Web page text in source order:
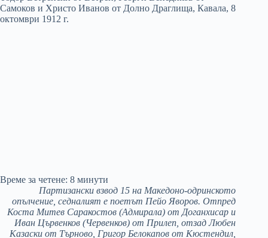
Време за четене: 8 минути
Партизански взвод 15 на Македоно-одринското
опълчение, седналият е поетът Пейо Яворов. Отпред
Коста Митев Саракостов (Адмирала) от Доганхисар и
Иван Цървенков (Червенков) от Прилеп, отзад Любен
Казаски от Търново, Григор Белокапов от Кюстендил,